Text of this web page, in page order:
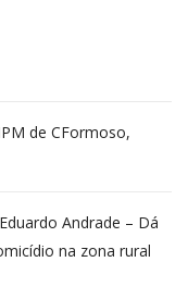
de CFormoso,
Andrade – Dá
na zona rural